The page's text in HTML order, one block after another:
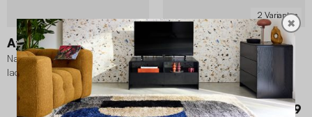
Ayana
Nachtkastje houtdecor met 2
lades (set van 2)
€ 129,99
2 Varianten
Ashton
Nachtkastjes met lade en nisje
metaal en houtdecor (set van 2)
4 (1)
€ 99,99
✖